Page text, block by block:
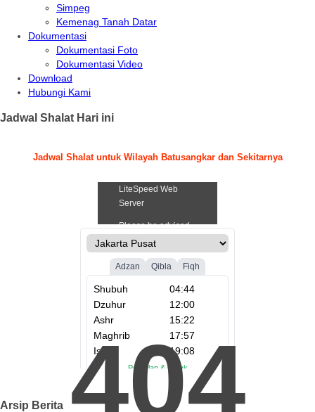
Simpeg
Kemenag Tanah Datar
Dokumentasi
Dokumentasi Foto
Dokumentasi Video
Download
Hubungi Kami
Jadwal Shalat Hari ini
Jadwal Shalat untuk Wilayah Batusangkar dan Sekitarnya
Arsip Berita 404